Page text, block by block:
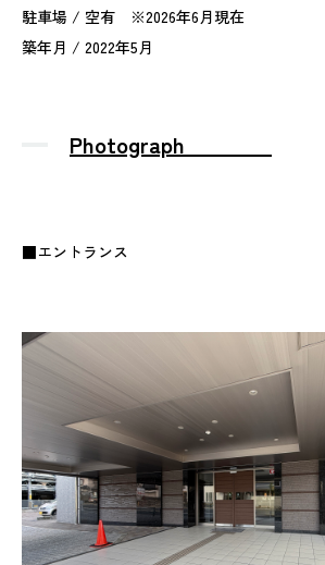
駐車場 / 空有 ※2026年6月現在
築年月 / 2022年5月
Photograph
■エントランス